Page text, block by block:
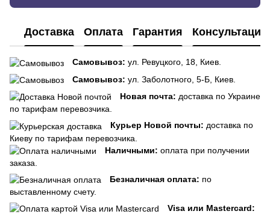
Доставка Оплата Гарантия Консультация
Самовывоз: ул. Ревуцкого, 18, Киев.
Самовывоз: ул. Заболотного, 5-Б, Киев.
Новая почта: доставка по Украине
по тарифам перевозчика.
Курьер Новой почты: доставка по
Киеву по тарифам перевозчика.
Наличными: оплата при получении
заказа.
Безналичная оплата: по
выставленному счету.
Visa или Mastercard: